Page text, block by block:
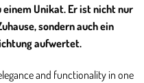
einem Unikat. Er ist nicht nur
sondern auch ein
aufwertet.
and functionality in one